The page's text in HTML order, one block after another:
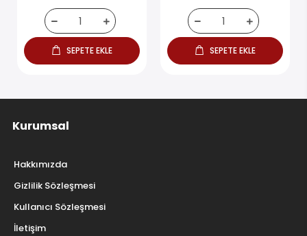
SEPETE EKLE SEPETE EKLE
Kurumsal
Hakkımızda
Gizlilik Sözleşmesi
Kullanıcı Sözleşmesi
İletişim